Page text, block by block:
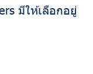
มีให้เลือกอยู่